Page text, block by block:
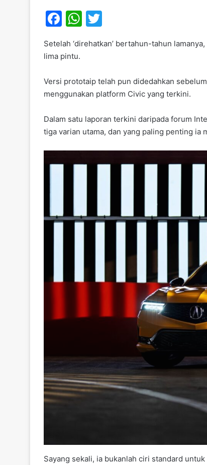
F
c
b
o
o
k
W
at
A
p
p
itt
Setelah ‘direhatkan’ bertahun-tahun
lima pintu.
Versi prototaip telah pun didedahkan
menggunakan platform Civic yang terkini.
Dalam satu laporan terkini daripada forum
tiga varian utama, dan yang paling penting ia
Sayang sekali, ia bukanlah ciri standard